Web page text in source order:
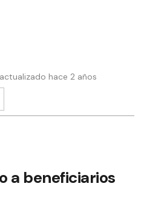
hace 2 años
a beneficiarios